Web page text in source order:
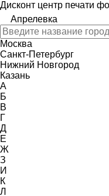
Дисконт центр печати
Апрелевка
Москва
Санкт-Петербург
Нижний Новгород
Казань
А
Б
В
Г
Д
Е
Ж
З
И
К
Л